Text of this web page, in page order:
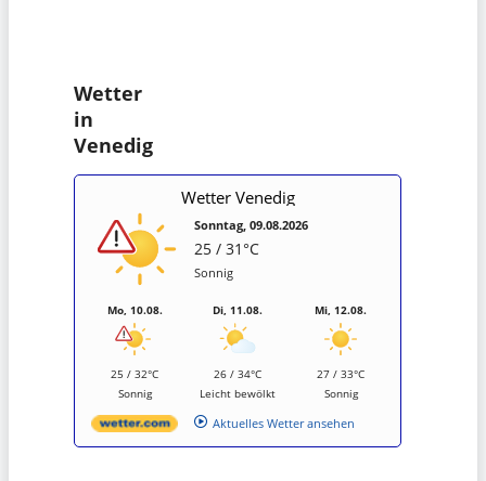
Wetter
in
Venedig
Wetter Venedig
Sonntag, 09.08.2026
25 / 31°C
Sonnig
Mo, 10.08.
25 / 32°C
Sonnig
Di, 11.08.
26 / 34°C
Leicht bewölkt
Mi, 12.08.
27 / 33°C
Sonnig
Aktuelles Wetter ansehen